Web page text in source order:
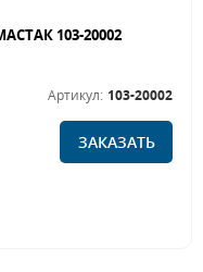
103-20002
Артикул: 103-20002
ЗАКАЗАТЬ